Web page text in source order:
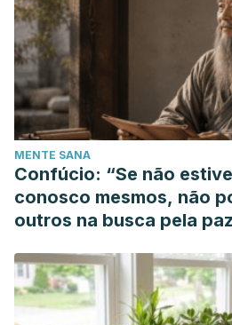
MENTE SANA
Confúcio: “Se não
conosco mesmos, não
outros na busca pela